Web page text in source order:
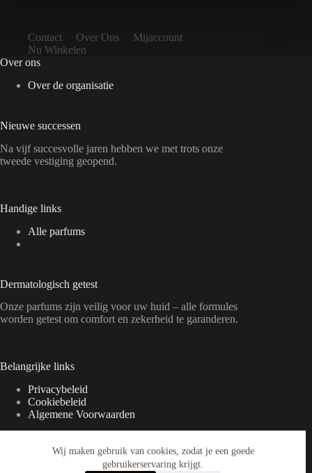
Wij maken gebruik van cookies, zodat je een goede
gebruikerservaring krijgt.
Contact Over Ons
Mijaccount
Nu Winkelen
Over ons
Over de organisatie
Nieuwe successen
Na vijf succesvolle jaren hebben we met trots onze
tweede vestiging geopend.
Handige links
Alle parfums
Dermatologisch getest
Onze parfums zijn veilig voor uw huid – alle formules
worden getest om comfort en zekerheid te garanderen.
Belangrijke links
Privacybeleid
Cookiebeleid
Algemene Voorwaarden
Verzendinformatie